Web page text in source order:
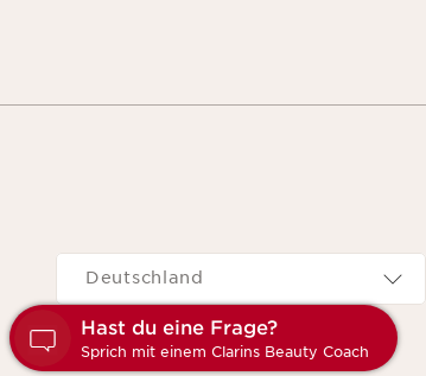
Hast du eine Frage?
Sprich mit einem Clarins Beauty Coach
Navigates to
Deutschland